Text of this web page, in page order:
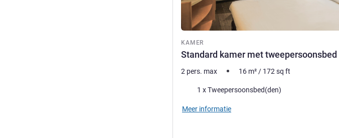
KAMER
Standard kamer met tweepersoonsbed
2 pers. max 16 m² / 172 sq ft
Beddengoed
1 x Tweepersoonsbed(den)
Meer informatie